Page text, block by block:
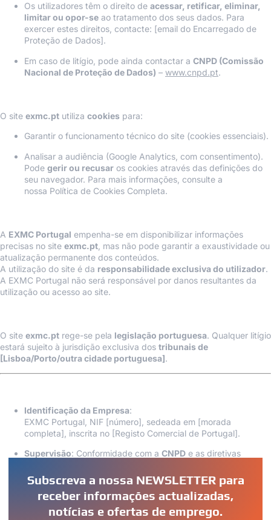
Os utilizadores têm o direito de acessar, retificar, eliminar,
limitar ou opor-se ao tratamento dos seus dados. Para
exercer estes direitos, contacte: [email do Encarregado de
Proteção de Dados].
Em caso de litígio, pode ainda contactar a CNPD (Comissão
Nacional de Proteção de Dados) – www.cnpd.pt.
O site exmc.pt utiliza cookies para:
Garantir o funcionamento técnico do site (cookies essenciais).
Analisar a audiência (Google Analytics, com consentimento).
Pode gerir ou recusar os cookies através das definições do
seu navegador. Para mais informações, consulte a
nossa Política de Cookies Completa.
A EXMC Portugal empenha-se em disponibilizar informações
precisas no site exmc.pt , mas não pode garantir a exaustividade ou
atualização permanente dos conteúdos.
A utilização do site é da responsabilidade exclusiva do utilizador.
A EXMC Portugal não será responsável por danos resultantes da
utilização ou acesso ao site.
O site exmc.pt rege-se pela legislação portuguesa. Qualquer litígio
estará sujeito à jurisdição exclusiva dos tribunais de
[Lisboa/Porto/outra cidade portuguesa] .
Identificação da Empresa:
EXMC Portugal, NIF [número], sedeada em [morada
completa], inscrita no [Registo Comercial de Portugal].
Supervisão: Conformidade com a CNPD e as diretivas
Subscreva a nossa NEWSLETTER para
receber informações actualizadas,
notícias e ofertas de emprego.